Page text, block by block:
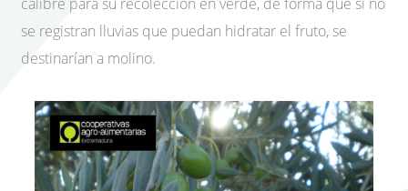
se registran lluvias que puedan hidratar el fruto, se
destinarían a molino.